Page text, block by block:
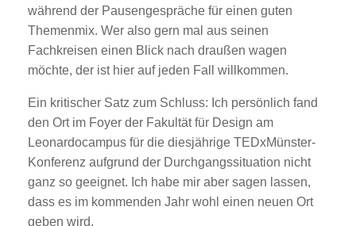
während der Pausengespräche für einen guten
Themenmix. Wer also gern mal aus seinen
Fachkreisen einen Blick nach draußen wagen
möchte, der ist hier auf jeden Fall willkommen.
Ein kritischer Satz zum Schluss: Ich persönlich fand
den Ort im Foyer der Fakultät für Design am
Leonardocampus für die diesjährige TEDxMünster-
Konferenz aufgrund der Durchgangssituation nicht
ganz so geeignet. Ich habe mir aber sagen lassen,
dass es im kommenden Jahr wohl einen neuen Ort
geben wird.